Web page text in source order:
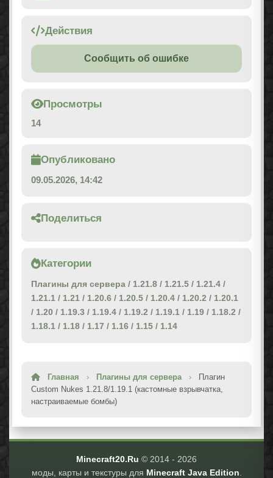
Действия
Сообщить об ошибке
Просмотры
14
Опубликовано
09.05.2026, 14:42
Поделиться
Категории
Плагины для сервера / 1.21.8 / 1.21.5 / 1.21.4 /
1.21.1 / 1.21 / 1.20.6 / 1.20.5 / 1.20.4 / 1.20.2 / 1.20.1
/ 1.20 / 1.19.3 / 1.19.4 / 1.19.2 / 1.19.1 / 1.19 / 1.18.2 /
1.18.1 / 1.18 / 1.17 / 1.16 / 1.15 / 1.14
Главная › Плагины для сервера ›
Плагин
Custom Nukes 1.21.8/1.19.1 (кастомные взрывчатка,
настраиваемые бомбы)
Minecraft20.Ru © 2014 - 2026
моды, карты и текстуры для Minecraft Java Edition